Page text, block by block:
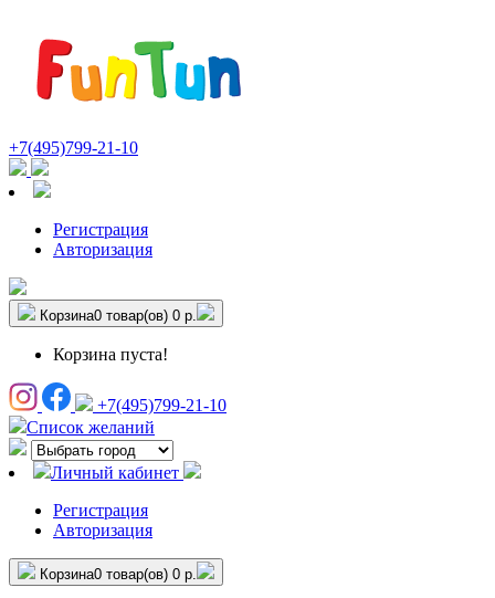
+7(495)799-21-10
Регистрация
Авторизация
Корзина0 товар(ов) 0 р.
Корзина пуста!
+7(495)799-21-10
Список желаний
Личный кабинет
Регистрация
Авторизация
Корзина0 товар(ов) 0 р.